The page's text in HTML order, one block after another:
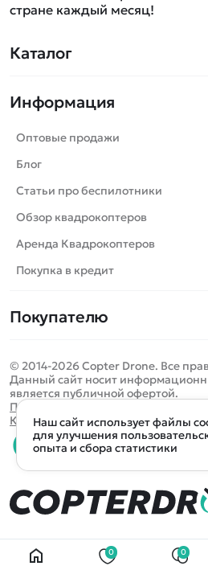
Каталог
Машинки
Танки
Вертолеты
Катера
Роботы
Самолеты
Сборные модели
Спецтехника
Игрушки
Запчасти для моделей
Бренды
Информация
Оптовые продажи
Блог
Статьи про беспилотники
Обзор квадрокоптеров
Аренда Квадрокоптеров
Покупка в кредит
Покупателю
Оплата и доставка
Помощь
Отследить заказ
Оплата на сайте
стране каждый месяц!
© 2014-2026 Copter Drone. Все
Данный сайт носит
является публичной офертой.
Политика конфиденциальности
Карта сайта
0 товаров
0 ₽
0 0
Определить
Санкт-Петербург Москва
Все подборки
Ещё более 300 населённых
Наш сайт использует файлы
для улучшения
опыта и сбора статистики